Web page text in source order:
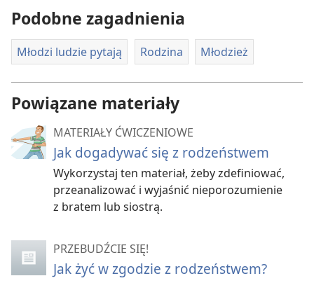
Podobne zagadnienia
Młodzi ludzie pytają Rodzina Młodzież
Powiązane materiały
MATERIAŁY ĆWICZENIOWE
Jak dogadywać się z rodzeństwem
Wykorzystaj ten materiał, żeby zdefiniować,
przeanalizować i wyjaśnić nieporozumienie
z bratem lub siostrą.
PRZEBUDŹCIE SIĘ!
Jak żyć w zgodzie z rodzeństwem?